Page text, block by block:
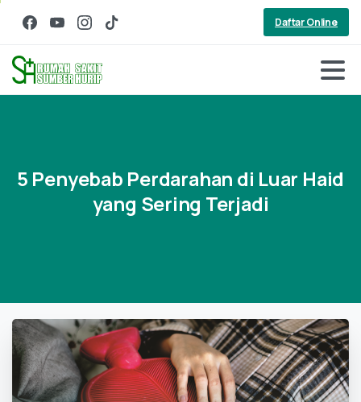
Daftar Online
5 Penyebab Perdarahan di Luar Haid
yang Sering Terjadi